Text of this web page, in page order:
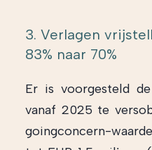
3. Verlagen
83% naar 70%
Er is voorgesteld
vanaf 2025 te
goingconcern-